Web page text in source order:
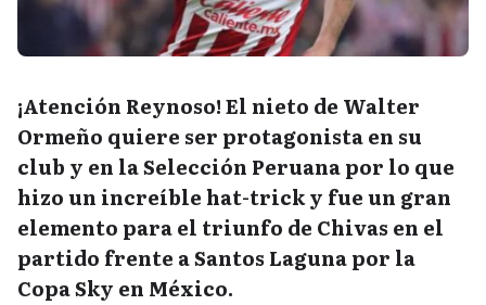
¡Atención Reynoso! El nieto de Walter
Ormeño quiere ser protagonista en su
club y en la Selección Peruana por lo que
hizo un increíble hat-trick y fue un gran
elemento para el triunfo de Chivas en el
partido frente a Santos Laguna por la
Copa Sky en México.